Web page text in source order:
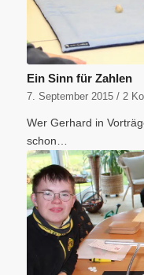
Ein Sinn für Zahlen
7. September 2015 / 2
Wer Gerhard in
schon…